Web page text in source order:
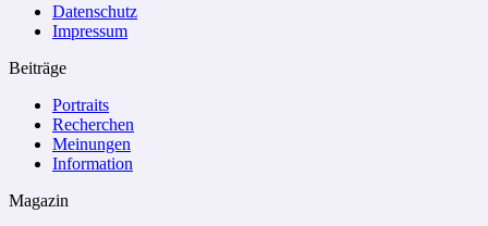
Datenschutz
Impressum
Beiträge
Portraits
Recherchen
Meinungen
Information
Magazin